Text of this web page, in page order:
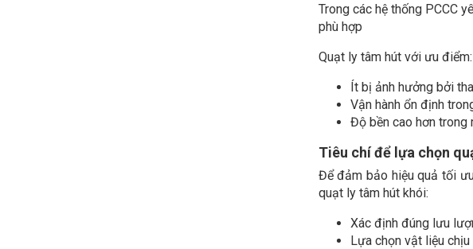
Trong các hệ thống PCCC
phù hợp
Quạt ly tâm hút với ưu điểm:
Ít bị ảnh hưởng bởi
Vận hành ổn định
Độ bền cao hơn trong
Tiêu chí để lựa chọn
Để đảm bảo hiệu quả tối
quạt ly tâm hút khói:
Xác định đúng lưu
Lựa chọn vật liệu